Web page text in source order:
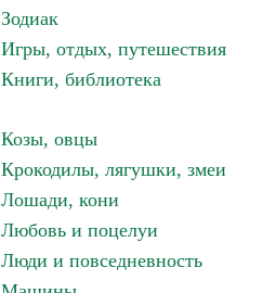
Зодиак
Игры, отдых, путешествия
Книги, библиотека
Козы, овцы
Крокодилы, лягушки, змеи
Лошади, кони
Любовь и поцелуи
Люди и повседневность